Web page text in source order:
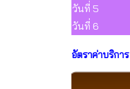
วันที่ 5
วันที่ 6
อัตราค่าบริการ